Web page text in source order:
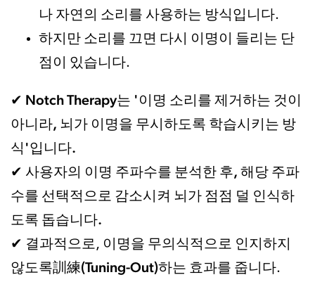
나 자연의 소리를 사용하는 방식입니다.
하지만 소리를 끄면 다시 이명이 들리는 단
점 이 있습니다.
✔ Notch Therapy는 '이명 소리를 제거하는 것이
아니라, 뇌가 이명을 무시하도록 학습시키는 방
식'입니다.
✔ 사용자의 이명 주파수를 분석한 후, 해당 주파
수를 선택적으로 감소시켜 뇌가 점점 덜 인식하
도록 돕습니다.
✔ 결과적으로, 이명을 무의식적으로 인지하지
않도록訓練(Tuning-Out)하는 효과를 줍니다.